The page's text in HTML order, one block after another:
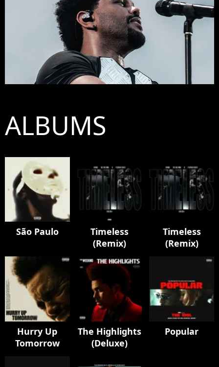
ALBUMS
São Paulo
Timeless
(Remix)
Timeless
(Remix)
Hurry Up
Tomorrow
The Highlights
(Deluxe)
Popular